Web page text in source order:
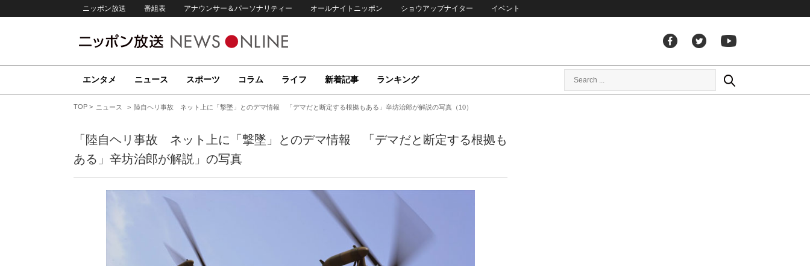
ニッポン放送 番組表 アナウンサー＆パーソナリティー オールナイトニッポン ショウアップナイター イベント
エンタメ ニュース スポーツ コラム ライフ 新着記事 ランキング
TOP ニュース 陸自ヘリ事故 ネット上に「撃墜」とのデマ情報 「デマだと断定する根拠もある」辛坊治郎が解説の写真（10）
「陸自ヘリ事故 ネット上に「撃墜」とのデマ情報 「デマだと断定する根拠も
ある」辛坊治郎が解説」の写真